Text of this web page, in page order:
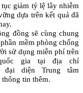
giảm tỷ lệ lây nhiễm
dựa trên kết quả đã
đồng sẽ cùng chung
mềm phòng chống
sử dụng miễn phí trên
gia tại địa chỉ
đại diện Trung tâm
tin thêm.